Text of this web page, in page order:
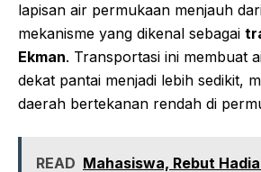
lapisan air permukaan menjauh
mekanisme yang dikenal sebagai
Ekman. Transportasi ini membuat
dekat pantai menjadi lebih sedikit,
daerah bertekanan rendah di
READ Mahasiswa, Rebut